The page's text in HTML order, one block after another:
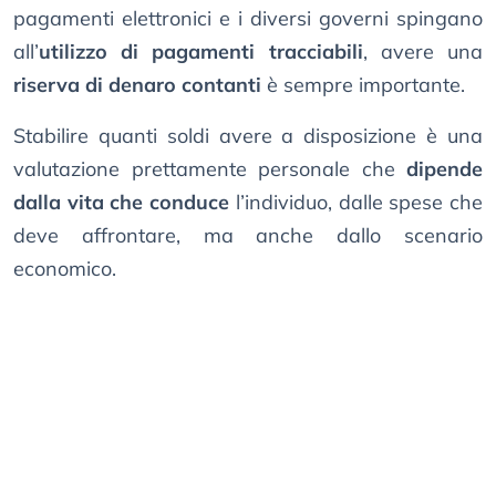
pagamenti elettronici e i diversi governi spingano
all’utilizzo di pagamenti tracciabili, avere una
riserva di denaro contanti è sempre importante.
Stabilire quanti soldi avere a disposizione è una
valutazione prettamente personale che dipende
dalla vita che conduce l’individuo, dalle spese che
deve affrontare, ma anche dallo scenario
economico.